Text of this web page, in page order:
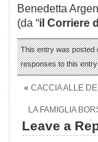
Benedetta
(da “il Corriere
This entry was posted
responses to this
« CACCIA ALLE
LA FAMIGLIA
Leave a